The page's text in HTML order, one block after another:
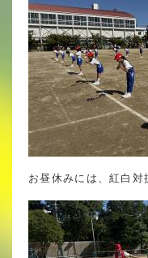
お昼休みには、紅白対